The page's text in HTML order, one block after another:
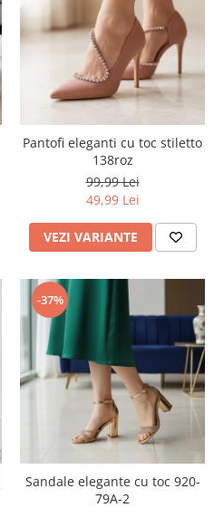
Pantofi eleganti cu toc stiletto
138roz
99,99 Lei
49,99 Lei
VEZI VARIANTE
-37%
Sandale elegante cu toc 920-
79A-2